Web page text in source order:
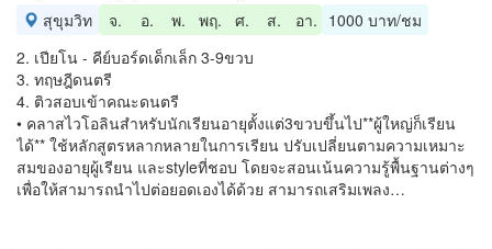
สุขุมวิท จ. อ. พ. พฤ. ศ. ส. อา. 1000 บาท/ชม
2. เปียโน - คีย์บอร์ดเด็กเล็ก 3-9ขวบ
3. ทฤษฎีดนตรี
4. ติวสอบเข้าคณะดนตรี
• คลาสไวโอลินสำหรับนักเรียนอายุตั้งแต่3ขวบขึ้นไป**ผู้ใหญ่ก็เรียน
ได้** ใช้หลักสูตรหลากหลายในการเรียน ปรับเปลี่ยนตามความเหมาะ
สมของอายุผู้เรียน และstyleที่ชอบ โดยจะสอนเน้นความรู้พื้นฐานต่างๆ
เพื่อให้สามารถนำไปต่อยอดเองได้ด้วย สามารถเสริมเพลง…